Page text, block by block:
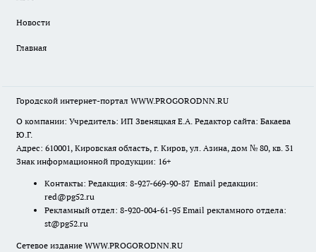
Новости
Главная
Городской интернет-портал WWW.PROGORODNN.RU
О компании: Учредитель: ИП Звеняцкая Е.А. Редактор сайта: Бакаева
Ю.Г.
Адрес: 610001, Кировская область, г. Киров, ул. Азина, дом № 80, кв. 31
Знак информационной продукции: 16+
Контакты: Редакция: 8-927-669-90-87 Email редакции:
red@pg52.ru
Рекламный отдел: 8-920-004-61-95 Email рекламного отдела:
st@pg52.ru
Сетевое издание WWW.PROGORODNN.RU